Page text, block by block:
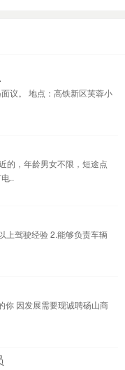
议。 地点：高铁新区芙蓉小
的，年龄男女不限，短途点
..
上驾驶经验 2.能够负责车辆
你 因发展需要现诚聘砀山商